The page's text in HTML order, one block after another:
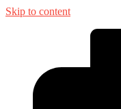
Skip to content